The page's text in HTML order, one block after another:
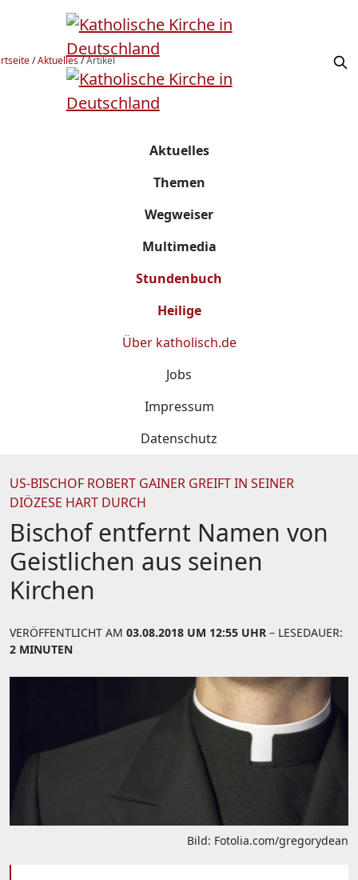
/Aktuelles/Artikel
Aktuelles
Themen
Wegweiser
Multimedia
Stundenbuch
Heilige
Über katholisch.de
Jobs
Impressum
Datenschutz
US-BISCHOF ROBERT GAINER GREIFT IN SEINER
DIÖZESE HART DURCH
Bischof entfernt Namen von
Geistlichen aus seinen
Kirchen
VERÖFFENTLICHT AM 03.08.2018 UM 12:55 UHR – LESEDAUER:
2 MINUTEN
Bild: Fotolia.com/gregorydean